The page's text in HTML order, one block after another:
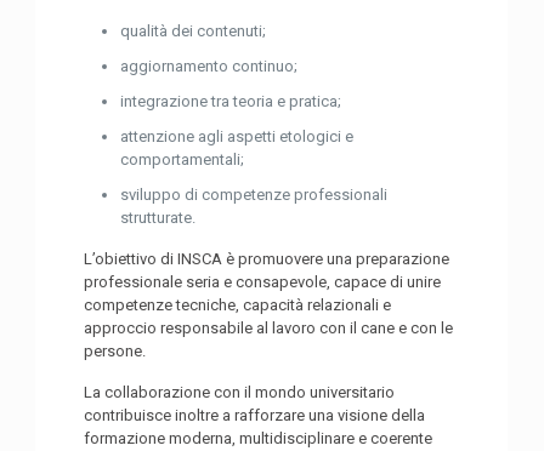
qualità dei contenuti;
aggiornamento continuo;
integrazione tra teoria e pratica;
attenzione agli aspetti etologici e
comportamentali;
sviluppo di competenze professionali
strutturate.
L’obiettivo di INSCA è promuovere una preparazione
professionale seria e consapevole, capace di unire
competenze tecniche, capacità relazionali e
approccio responsabile al lavoro con il cane e con le
persone.
La collaborazione con il mondo universitario
contribuisce inoltre a rafforzare una visione della
formazione moderna, multidisciplinare e coerente